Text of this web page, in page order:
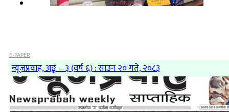
E-PAPER
न्यूजप्रवाह, अङ्क – ३ (वर्ष ६) : साउन २० गते, २०८३